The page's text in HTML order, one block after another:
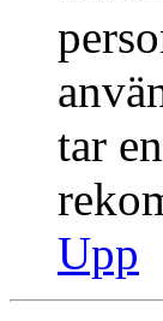
tar
Upp